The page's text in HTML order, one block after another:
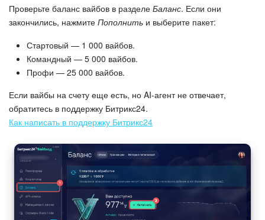
Проверьте баланс вайбов в разделе Баланс. Если они
закончились, нажмите Пополнить и выберите пакет:
Стартовый — 1 000 вайбов.
Командный — 5 000 вайбов.
Профи — 25 000 вайбов.
Если вайбы на счету еще есть, но AI-агент не отвечает,
обратитесь в поддержку Битрикс24.
Как написать в поддержку Битрикс24